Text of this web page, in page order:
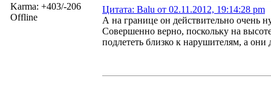
Karma: +403/-206
Offline
Цитата: Balu от 02.11.2012, 19:14:28 pm
А на границе он действительно очень
Совершенно верно, поскольку на
подлететь близко к нарушителям, а они